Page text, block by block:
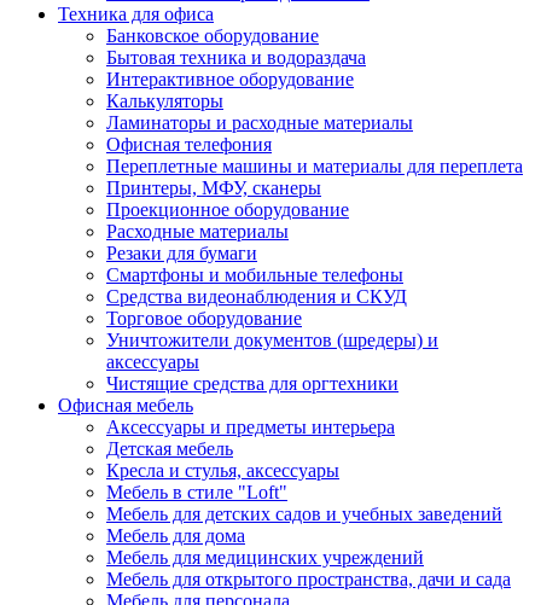
Техника для офиса
Банковское оборудование
Бытовая техника и водораздача
Интерактивное оборудование
Калькуляторы
Ламинаторы и расходные материалы
Офисная телефония
Переплетные машины и материалы для переплета
Принтеры, МФУ, сканеры
Проекционное оборудование
Расходные материалы
Резаки для бумаги
Смартфоны и мобильные телефоны
Средства видеонаблюдения и СКУД
Торговое оборудование
Уничтожители документов (шредеры) и
аксессуары
Чистящие средства для оргтехники
Офисная мебель
Аксессуары и предметы интерьера
Детская мебель
Кресла и стулья, аксессуары
Мебель в стиле "Loft"
Мебель для детских садов и учебных заведений
Мебель для дома
Мебель для медицинских учреждений
Мебель для открытого пространства, дачи и сада
Мебель для персонала